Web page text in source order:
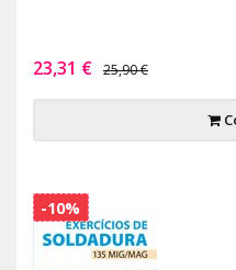
23,31 € 25,90 €
-10%